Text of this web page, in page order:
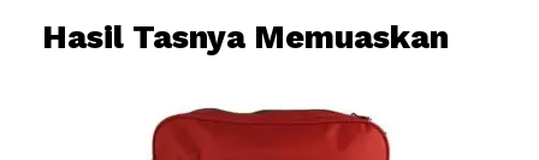
Hasil Tasnya Memuaskan